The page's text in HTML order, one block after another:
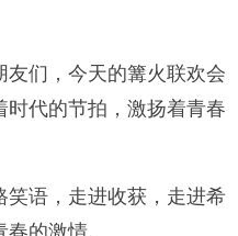
友们，今天的篝火联欢会
代的节拍，激扬着青春
笑语，走进收获，走进希
的激情。